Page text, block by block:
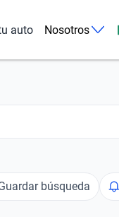
auto Nosotros
búsqueda